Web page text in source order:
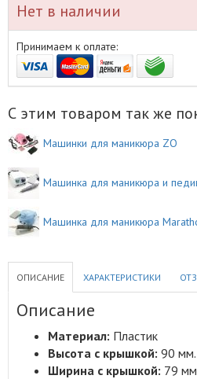
Нет в наличии
Принимаем к оплате:
С этим товаром так же
Машинки для маникюра ZO
Машинка для маникюра и
Машинка для маникюра
ОПИСАНИЕ ХАРАКТЕРИСТИКИ
Описание
Материал: Пластик
Высота с крышкой: 90 мм.
Ширина с крышкой: 79